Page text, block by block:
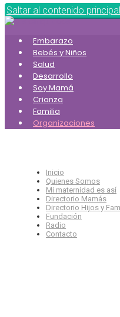
Saltar al contenido principal
Embarazo
Bebés y Niños
Salud
Desarrollo
Soy Mamá
Crianza
Familia
Organizaciones
Inicio
Quienes Somos
Mi maternidad es así
Directorio Mamás
Directorio Hijos y
Fundación
Radio
Contacto